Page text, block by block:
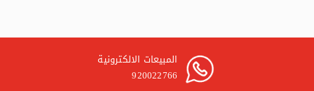
المبيعات الالكترونية
920022766